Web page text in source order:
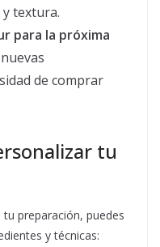
textura.
para la próxima
de comprar
tu
preparación, puedes
y técnicas: